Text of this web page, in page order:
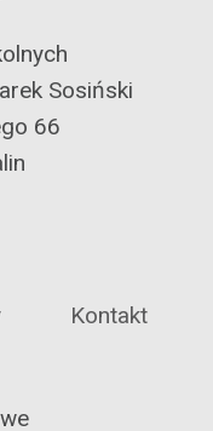
Sosiński
66
Kontakt